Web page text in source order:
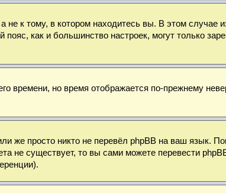
к тому, в котором находитесь вы. В этом случае
как и большинство настроек, могут только
времени, но время отображается по-прежнему
же просто никто не перевёл phpBB на ваш язык.
не существует, то вы сами можете перевести